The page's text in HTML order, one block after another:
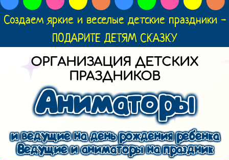
Создаем яркие и веселые детские праздники -
ПОДАРИТЕ ДЕТЯМ СКАЗКУ
ОРГАНИЗАЦИЯ ДЕТСКИХ
ПРАЗДНИКОВ
Аниматоры
и ведущие на день рождения ребенка
Ведущие и аниматоры на праздник